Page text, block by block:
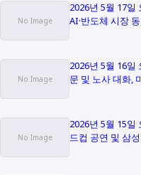
2026년 5월 17일
AI·반도체 시장
2026년 5월 16일
문 및 노사 대화,
2026년 5월 15일
드컵 공연 및 삼